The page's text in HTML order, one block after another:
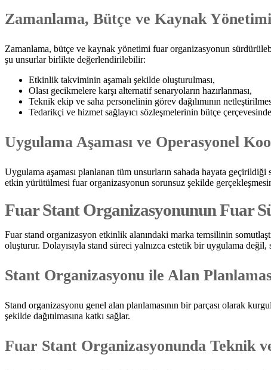
Zamanlama, Bütçe ve Kaynak Yönetimi
Zamanlama, bütçe ve kaynak yönetimi fuar organizasyonun
şu unsurlar birlikte değerlendirilebilir:
Etkinlik takviminin aşamalı şekilde oluşturulması,
Olası gecikmelere karşı alternatif senaryoların hazırlanması,
Teknik ekip ve saha personelinin görev dağılımının
Tedarikçi ve hizmet sağlayıcı sözleşmelerinin bütçe
Uygulama Aşaması ve Operasyonel
Uygulama aşaması planlanan tüm unsurların sahada hayata
etkin yürütülmesi fuar organizasyonun sorunsuz şekilde
Fuar Stant Organizasyonunun Fuar
Fuar stand organizasyon etkinlik alanındaki marka temsilinin
oluşturur. Dolayısıyla stand süreci yalnızca estetik bir uygulama değil,
Stant Organizasyonu ile Alan
Stand organizasyonu genel alan planlamasının bir parçası olarak
şekilde dağıtılmasına katkı sağlar.
Fuar Stant Organizasyonunda Teknik